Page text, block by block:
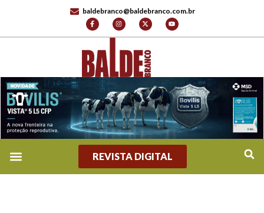
baldebranco@baldebranco.com.br
REVISTA DIGITAL